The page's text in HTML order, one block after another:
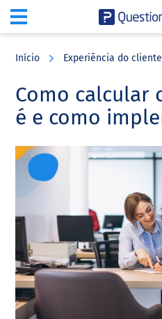
content
sidebar
Início Experiência do
Como calcular
é e como